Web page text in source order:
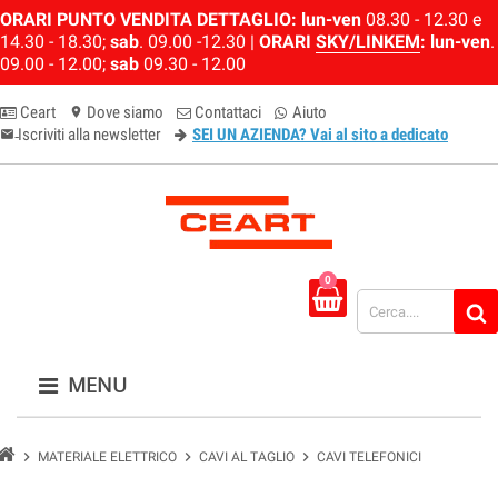
ORARI PUNTO VENDITA DETTAGLIO: lun-ven 08.30 - 12.30 e
14.30 - 18.30; sab. 09.00 -12.30 | ORARI SKY/LINKEM: lun-ven.
09.00 - 12.00; sab 09.30 - 12.00
Ceart location_on Dove siamo Contattaci Aiuto
email-newsletter
Iscriviti alla newsletter SEI UN AZIENDA? Vai al sito a dedicato
0
MENU
chevron_right MATERIALE ELETTRICO chevron_right CAVI AL TAGLIO chevron_right CAVI TELEFONICI